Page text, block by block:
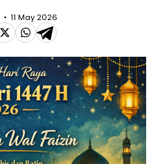
11 May 2026